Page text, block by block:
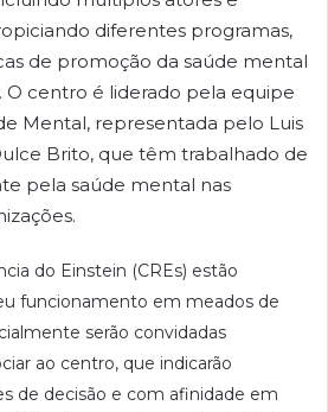
diferentes programas,
de promoção da saúde mental
O centro é liderado pela equipe
Mental, representada pelo Luis
Brito, que têm trabalhado de
pela saúde mental nas
do Einstein (CREs) estão
funcionamento em meados de
serão convidadas
ao centro, que indicarão
de decisão e com afinidade em